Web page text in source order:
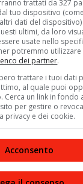
si divisero,
sociale
il Paese,
l’Italiada Sud
trattati da 327
tuo dispositivo
dati del
ultimi, da loro
usate nello
potremmo utilizzare
dei partner.
trattare i tuoi dati
al quale puoi
Cerca un link in fondo
per gestire o
privacy e dei cookie.
Acconsento